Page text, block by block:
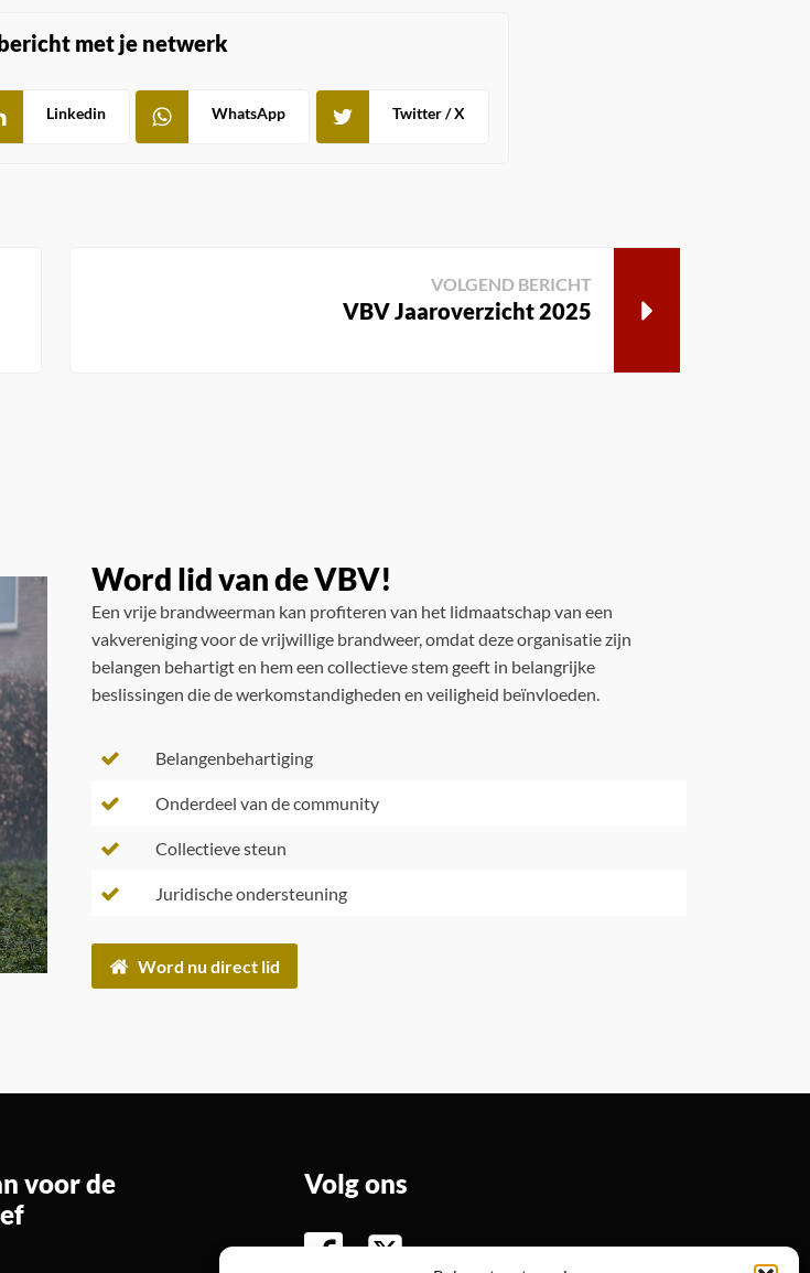
met je netwerk
Twitter / X
Linkedin WhatsApp
VOLGEND BERICHT
VBV Jaaroverzicht 2025
Word lid van de VBV!
Een vrije brandweerman kan profiteren van het lidmaatschap van een
vakvereniging voor de vrijwillige brandweer, omdat deze organisatie zijn
belangen behartigt en hem een collectieve stem geeft in belangrijke
beslissingen die de werkomstandigheden en veiligheid beïnvloeden.
Belangenbehartiging
Onderdeel van de community
Collectieve steun
Juridische ondersteuning
Word nu direct lid
voor de
Volg ons